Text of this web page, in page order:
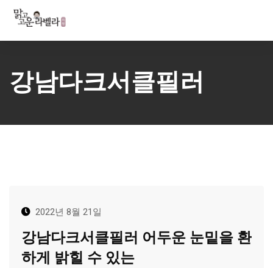
Skip
content
강남다크서클필러
2022년 8월 21일
강남다크서클필러 어두운 눈밑을 환
하게 밝힐 수 있는